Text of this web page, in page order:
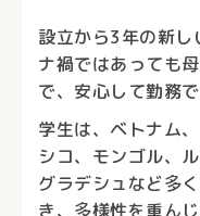
設立から3年の新し
ナ禍ではあっても
で、安心して勤務で
学生は、ベトナム
シコ、モンゴル、
グラデシュなど多
き、多様性を重ん